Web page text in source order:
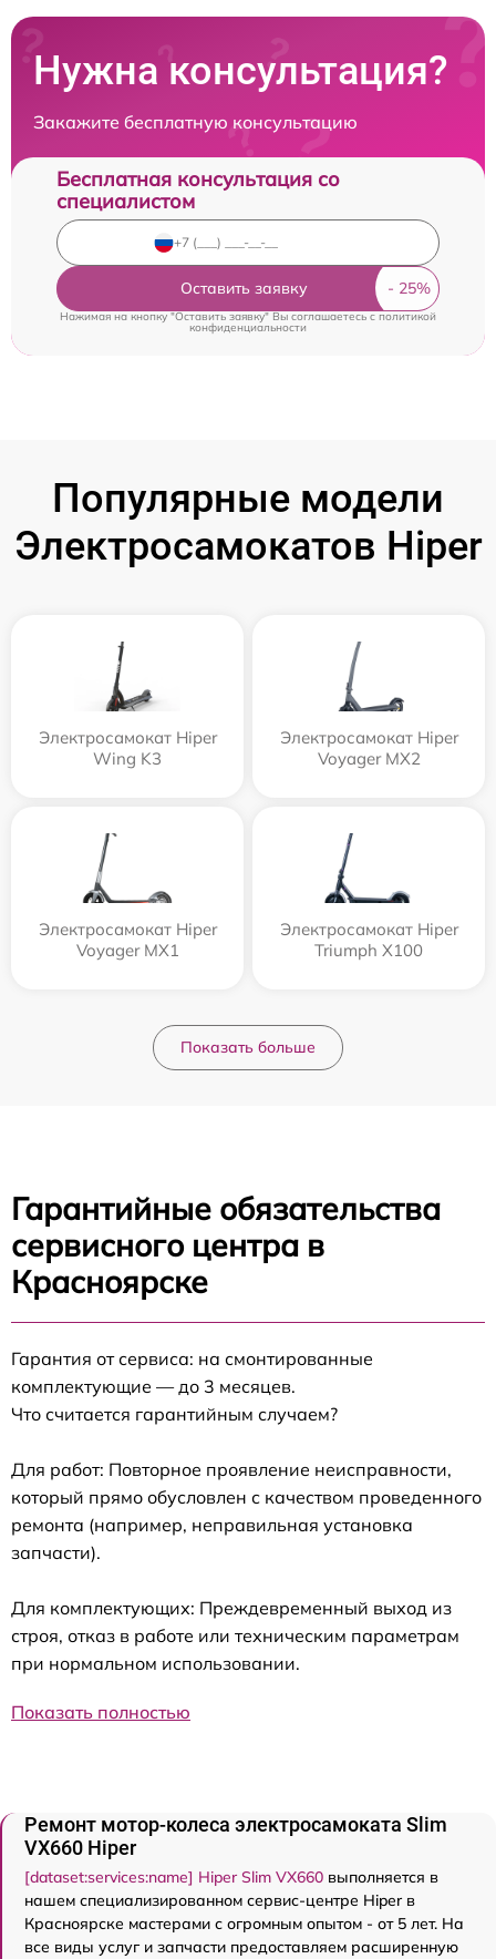
Нужна консультация?
Закажите бесплатную консультацию
Бесплатная консультация со
специалистом
Оставить заявку
Нажимая на кнопку "Оставить заявку" Вы соглашаетесь cполитикой
конфиденциальности
Популярные модели
Электросамокатов Hiper
Электросамокат Hiper
Wing K3
Электросамокат Hiper
Voyager MX2
Электросамокат Hiper
Voyager MX1
Электросамокат Hiper
Triumph X100
Показать больше
Гарантийные обязательства
сервисного центра в
Красноярске
Гарантия от сервиса: на смонтированные
комплектующие — до 3 месяцев.
Что считается гарантийным случаем?
Для работ: Повторное проявление неисправности,
который прямо обусловлен с качеством проведенного
ремонта (например, неправильная установка
запчасти).
Для комплектующих: Преждевременный выход из
строя, отказ в работе или техническим параметрам
при нормальном использовании.
Показать полностью
Ремонт мотор-колеса электросамоката Slim
VX660 Hiper
[dataset:services:name] Hiper Slim VX660 выполняется в
нашем специализированном сервис-центре Hiper в
Красноярске мастерами с огромным опытом - от 5 лет. На
все виды услуг и запчасти предоставляем расширенную